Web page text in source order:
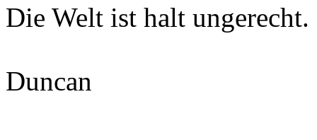
Die Welt ist halt ungerecht.
Duncan